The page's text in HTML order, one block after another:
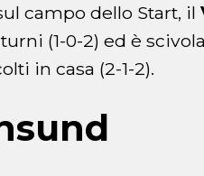
campo dello Start, il
(1-0-2) ed è
in casa (2-1-2).